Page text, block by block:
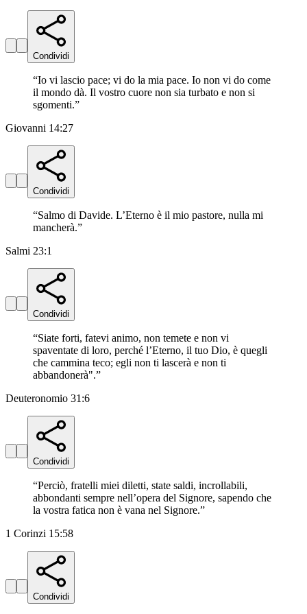
Condividi
“Io vi lascio pace; vi do la mia pace. Io non vi do come
il mondo dà. Il vostro cuore non sia turbato e non si
sgomenti.”
Giovanni 14:27
Condividi
“Salmo di Davide. L’Eterno è il mio pastore, nulla mi
mancherà.”
Salmi 23:1
Condividi
“Siate forti, fatevi animo, non temete e non vi
spaventate di loro, perché l’Eterno, il tuo Dio, è quegli
che cammina teco; egli non ti lascerà e non ti
abbandonerà".”
Deuteronomio 31:6
Condividi
“Perciò, fratelli miei diletti, state saldi, incrollabili,
abbondanti sempre nell’opera del Signore, sapendo che
la vostra fatica non è vana nel Signore.”
1 Corinzi 15:58
Condividi